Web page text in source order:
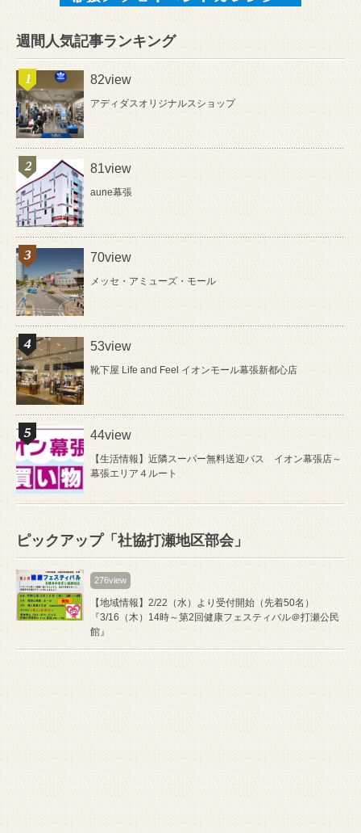
週間人気記事ランキング
82view
アディダスオリジナルスショップ
81view
aune幕張
70view
メッセ・アミューズ・モール
53view
靴下屋 Life and Feel イオンモール幕張新都心店
44view
【生活情報】近隣スーパー無料送迎バス イオン幕張店～
幕張エリア４ルート
ピックアップ「社協打瀬地区部会」
276view
【地域情報】2/22（水）より受付開始（先着50名）
『3/16（木）14時～第2回健康フェスティバル＠打瀬公民
館』